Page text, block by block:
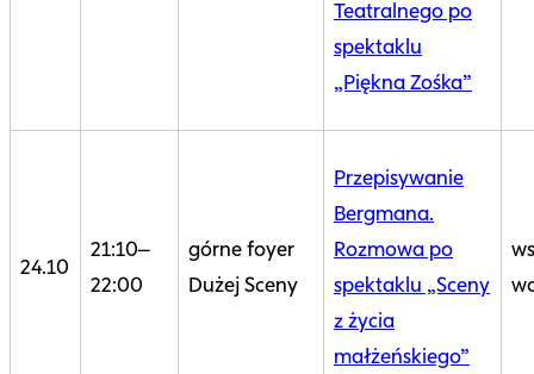
Teatralnego po
spektaklu
„Piękna Zośka”
24.10
21:10–
22:00
górne foyer
Dużej Sceny
Przepisywanie
Bergmana.
Rozmowa po
spektaklu „Sceny
z życia
małżeńskiego”